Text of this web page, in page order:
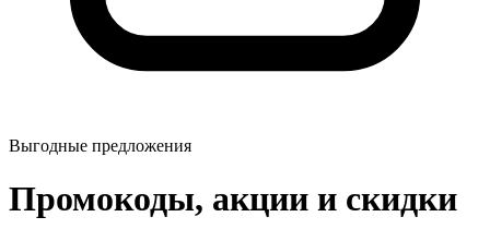
Выгодные предложения
Промокоды, акции и скидки